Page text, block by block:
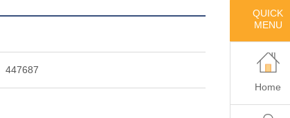
QUICK
MENU
Home
447687